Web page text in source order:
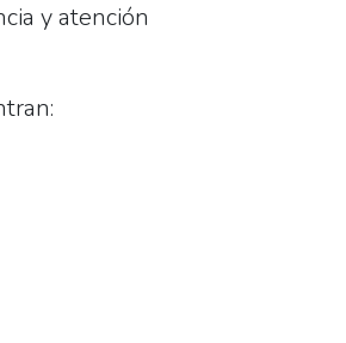
y atención